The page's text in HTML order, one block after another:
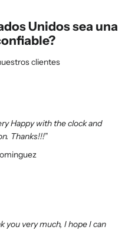
Unidos sea una
clientes
Happy with the clock and
Thanks!!!
you very much, I hope I can